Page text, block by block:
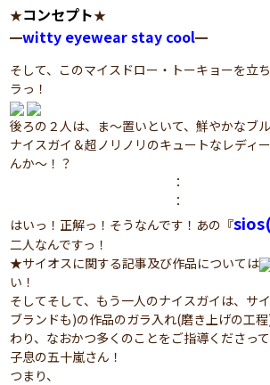
★コンセプト★
━witty eyewear stay cool━
そして、このマイスドロー・トーキョーを立
ラっ！
後ろの２人は、ま～置いといて、鮮やかなブ
ナイスガイ＆超ノリノリのキュートなレディ
んか～！？
：
：
はいっ！正解っ！そうなんです！あの『
二人なんですっ！
★サイオスに関する記事及び作品については
い！
そしてそして、もう一人のナイスガイは、サ
ブランドも)の作品のガラ入れ(磨き上げの工
わり、なおかつ多くのことをご指導くださっ
子息の五十嵐さん！
つまり、